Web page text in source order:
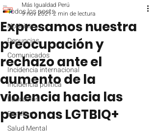
Todos los posts
Noticias
Denuncias
Comunicados
Incidencia internacional
Incidencia política
Educación
Familias
Salud Mental
Expresamos nuestra
preocupación y
rechazo ante el
aumento de la
violencia hacia las
personas LGTBIQ+
Más Igualdad Perú
9 nov 2021 2 min de lectura